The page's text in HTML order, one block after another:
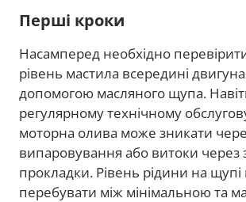
Перші кроки
Насамперед необхідно
рівень мастила всередині
допомогою масляного щупа.
регулярному технічному
моторна олива може зникати
випаровування або витоки через
прокладки. Рівень рідини на щупі
перебувати між мінімальною та